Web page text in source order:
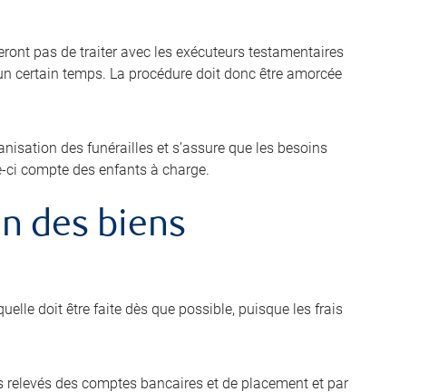
pas de traiter avec les exécuteurs testamentaires
certain temps. La procédure doit donc être amorcée
des funérailles et s’assure que les besoins
compte des enfants à charge.
des biens
doit être faite dès que possible, puisque les frais
des comptes bancaires et de placement et par